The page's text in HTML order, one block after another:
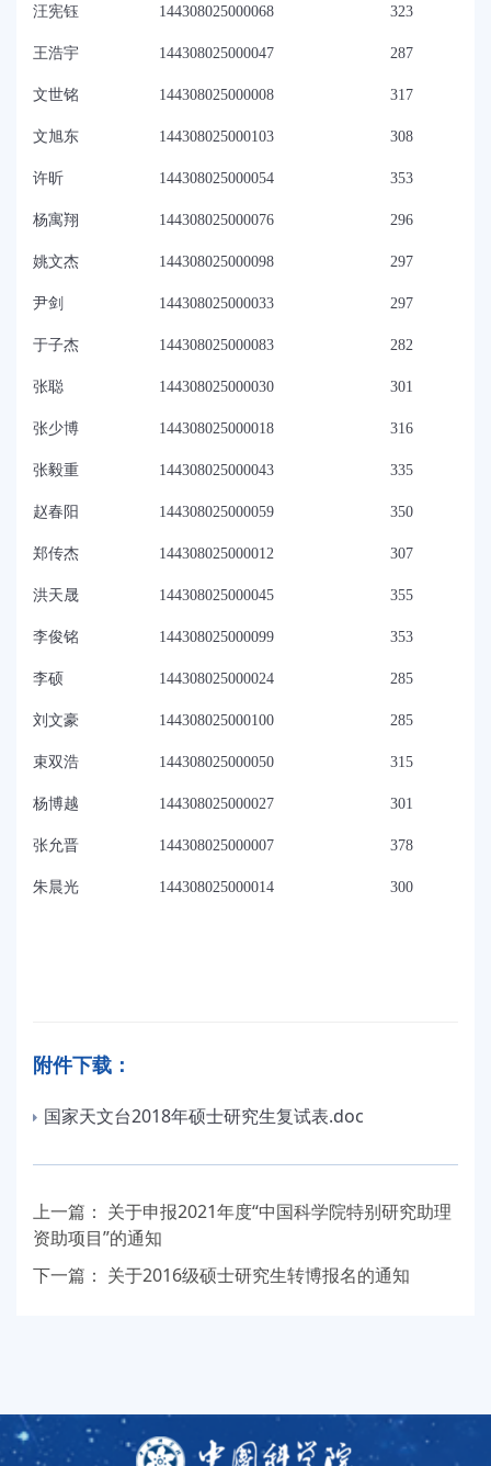
汪宪钰 144308025000068 323
王浩宇 144308025000047 287
文世铭 144308025000008 317
文旭东 144308025000103 308
许昕 144308025000054 353
杨寓翔 144308025000076 296
姚文杰 144308025000098 297
尹剑 144308025000033 297
于子杰 144308025000083 282
张聪 144308025000030 301
张少博 144308025000018 316
张毅重 144308025000043 335
赵春阳 144308025000059 350
郑传杰 144308025000012 307
洪天晟 144308025000045 355
李俊铭 144308025000099 353
李硕 144308025000024 285
刘文豪 144308025000100 285
束双浩 144308025000050 315
杨博越 144308025000027 301
张允晋 144308025000007 378
朱晨光 144308025000014 300
附件下载：
国家天文台2018年硕士研究生复试表.doc
上一篇： 关于申报2021年度“中国科学院特别研究助理
资助项目”的通知
下一篇： 关于2016级硕士研究生转博报名的通知